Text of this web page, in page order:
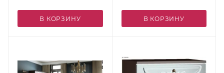
В КОРЗИНУ В КОРЗИНУ